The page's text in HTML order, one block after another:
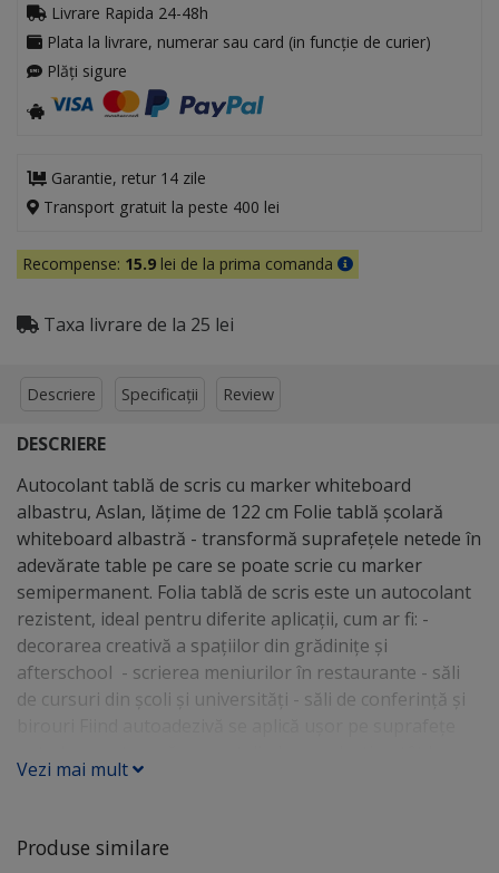
Livrare Rapida 24-48h
Plata la livrare, numerar sau card (in funcție de curier)
Plăți sigure
Garantie, retur 14 zile
Transport gratuit la peste 400 lei
Recompense: 15.9 lei de la prima comanda
Taxa livrare de la 25 lei
Descriere Specificații Review
DESCRIERE
Autocolant tablă de scris cu marker whiteboard
albastru, Aslan, lăţime de 122 cm Folie tablă şcolară
whiteboard albastră - transformă suprafeţele netede în
adevărate table pe care se poate scrie cu marker
semipermanent. Folia tablă de scris este un autocolant
rezistent, ideal pentru diferite aplicaţii, cum ar fi: -
decorarea creativă a spaţiilor din grădiniţe şi
afterschool - scrierea meniurilor în restaurante - săli
de cursuri din şcoli şi universităţi - săli de conferinţă şi
interior, cât şi la exterior, având o durată de viaţă
semipermanent şi se şterge cu un burete uscat. Folia
Vezi mai mult
Produse similare